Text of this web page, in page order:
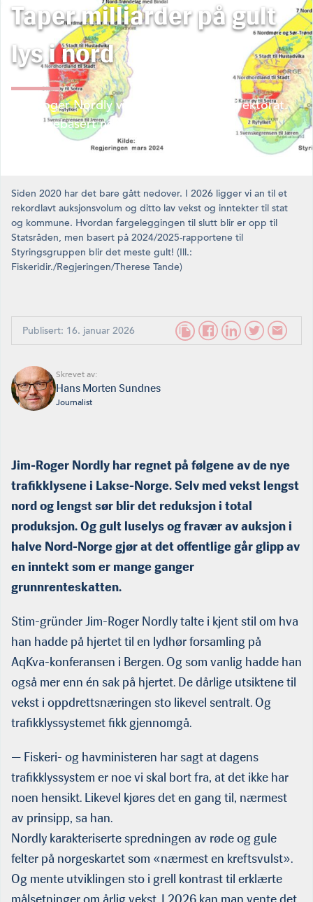
Taper milliarder på gult
lys i nord
Jim-Roger Nordly vil ha vekst og nytt direktorat.
Ikke lusebasert nedtrekk.
Siden 2020 har det bare gått nedover. I 2026 ligger vi an til et
rekordlavt auksjonsvolum og ditto lav vekst og inntekter til stat
og kommune. Hvordan fargeleggingen til slutt blir er opp til
Statsråden, men basert på 2024/2025-rapportene til
Styringsgruppen blir det meste gult! (Ill.:
Fiskeridir./Regjeringen/Therese Tande)
Publisert: 16. januar 2026
Skrevet av:
Hans Morten Sundnes
Journalist
Jim-Roger Nordly har regnet på følgene av de nye
trafikklysene i Lakse-Norge. Selv med vekst lengst
nord og lengst sør blir det reduksjon i total
produksjon. Og gult luselys og fravær av auksjon i
halve Nord-Norge gjør at det offentlige går glipp av
en inntekt som er mange ganger
grunnrenteskatten.
Stim-gründer Jim-Roger Nordly talte i kjent stil om hva
han hadde på hjertet til en lydhør forsamling på
AqKva-konferansen i Bergen. Og som vanlig hadde han
også mer enn én sak på hjertet. De dårlige utsiktene til
vekst i oppdrettsnæringen sto likevel sentralt. Og
trafikklyssystemet fikk gjennomgå.
— Fiskeri- og havministeren har sagt at dagens
trafikklyssystem er noe vi skal bort fra, at det ikke har
noen hensikt. Likevel kjøres det en gang til, nærmest
av prinsipp, sa han.
Nordly karakteriserte spredningen av røde og gule
felter på norgeskartet som «nærmest en kreftsvulst».
Og mente utviklingen sto i grell kontrast til erklærte